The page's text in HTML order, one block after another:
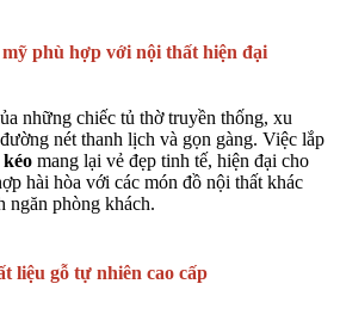
phù hợp với nội thất hiện đại
những chiếc tủ thờ truyền thống, xu
nét thanh lịch và gọn gàng. Việc lắp
mang lại vẻ đẹp tinh tế, hiện đại cho
hài hòa với các món đồ nội thất khác
ngăn phòng khách.
liệu gỗ tự nhiên cao cấp